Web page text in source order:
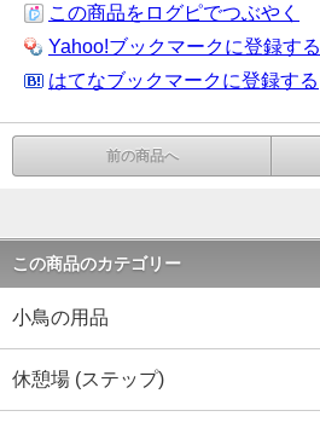
この商品をログピでつぶやく
Yahoo!ブックマークに登録する
はてなブックマークに登録する
前の商品へ
この商品のカテゴリー
小鳥の用品
休憩場 (ステップ)